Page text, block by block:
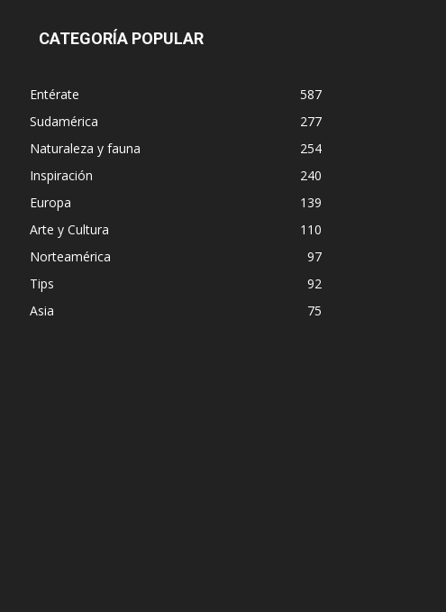
CATEGORÍA POPULAR
Entérate
587
Sudamérica
277
Naturaleza y fauna
254
Inspiración
240
Europa
139
Arte y Cultura
110
Norteamérica
97
Tips
92
Asia
75